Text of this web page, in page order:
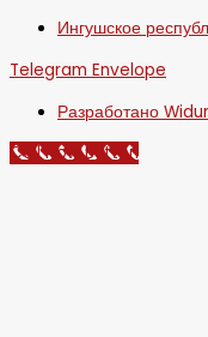
Ингушское
Telegram Envelope
Разработано
Call Now Button